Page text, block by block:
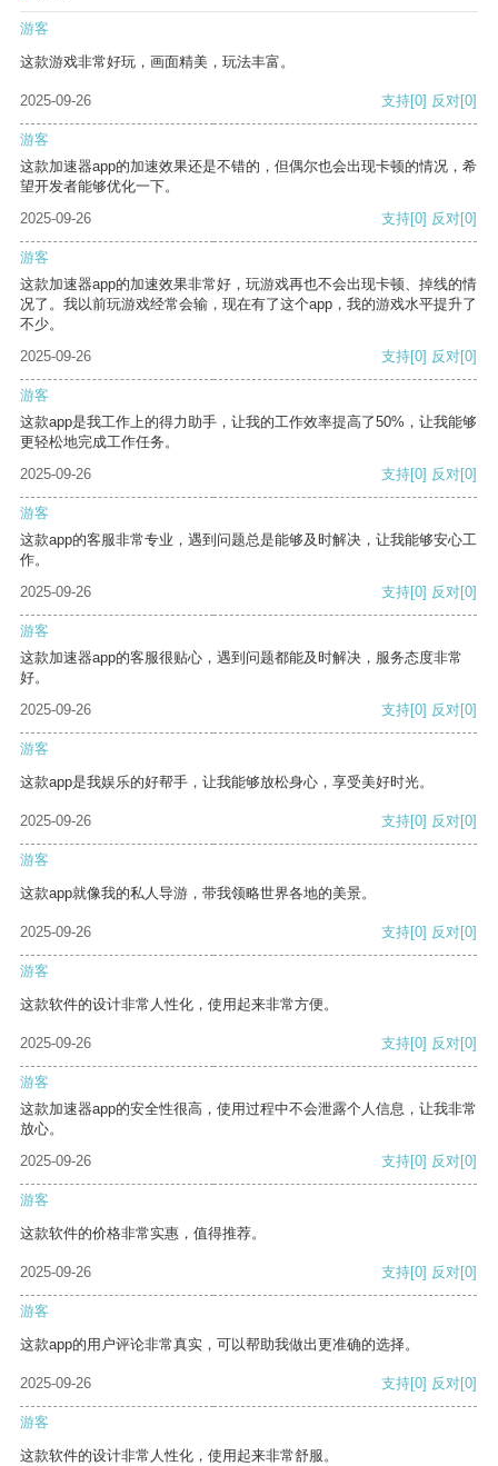
游客
这款游戏非常好玩，画面精美，玩法丰富。
2025-09-26 支持[0] 反对[0]
游客
这款加速器app的加速效果还是不错的，但偶尔也会出现卡顿的情况，希
望开发者能够优化一下。
2025-09-26
支持[0] 反对[0]
游客
这款加速器app的加速效果非常好，玩游戏再也不会出现卡顿、掉线的情
况了。我以前玩游戏经常会输，现在有了这个app，我的游戏水平提升了
不少。
2025-09-26
支持[0] 反对[0]
游客
这款app是我工作上的得力助手，让我的工作效率提高了50%，让我能够
更轻松地完成工作任务。
2025-09-26
支持[0] 反对[0]
游客
这款app的客服非常专业，遇到问题总是能够及时解决，让我能够安心工
作。
2025-09-26
支持[0] 反对[0]
游客
这款加速器app的客服很贴心，遇到问题都能及时解决，服务态度非常
好。
2025-09-26
支持[0] 反对[0]
游客
这款app是我娱乐的好帮手，让我能够放松身心，享受美好时光。
2025-09-26 支持[0] 反对[0]
游客
这款app就像我的私人导游，带我领略世界各地的美景。
2025-09-26 支持[0] 反对[0]
游客
这款软件的设计非常人性化，使用起来非常方便。
2025-09-26 支持[0] 反对[0]
游客
这款加速器app的安全性很高，使用过程中不会泄露个人信息，让我非常
放心。
2025-09-26
支持[0] 反对[0]
游客
这款软件的价格非常实惠，值得推荐。
2025-09-26 支持[0] 反对[0]
游客
这款app的用户评论非常真实，可以帮助我做出更准确的选择。
2025-09-26 支持[0] 反对[0]
游客
这款软件的设计非常人性化，使用起来非常舒服。